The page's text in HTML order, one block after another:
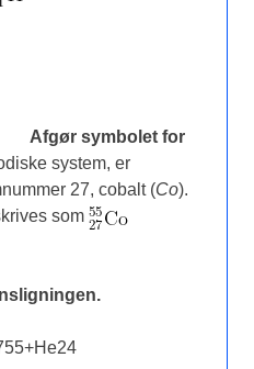
Afgør symbolet for
system, er
27, cobalt (Co).
som
55+He24